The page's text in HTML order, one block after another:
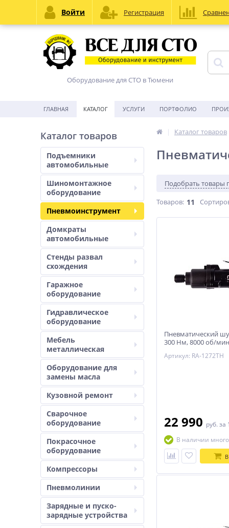
Оборудование для СТО в Тюмени
ГЛАВНАЯ КАТАЛОГ УСЛУГИ ПОРТФОЛИО
Каталог товаров
Подъемники
автомобильные
Шиномонтажное
оборудование
Пневмоинструмент
Домкраты
автомобильные
Стенды развал
схождения
Гаражное
оборудование
Гидравлическое
оборудование
Мебель
металлическая
Оборудование для
замены масла
Кузовной ремонт
Сварочное
оборудование
Покрасочное
оборудование
Компрессоры
Пневмолинии
Зарядные и пуско-
зарядные устройства
Каталог товаров
Подобрать товары
Товаров: 11
Пневматический
300 Нм, 8000 об/
MIGHTY SEVEN RA-
Артикул: RA-1272TH
22 990 руб. за
В наличии много
Войти Регистрация